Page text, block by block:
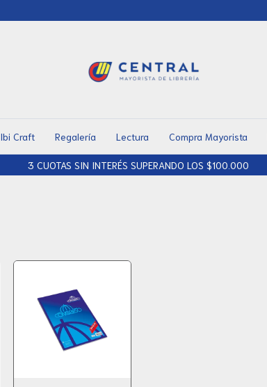
3 CUOTAS SIN INTERÉS SUPERANDO LOS $100.000
Ibi Craft Regalería Lectura Compra Mayorista